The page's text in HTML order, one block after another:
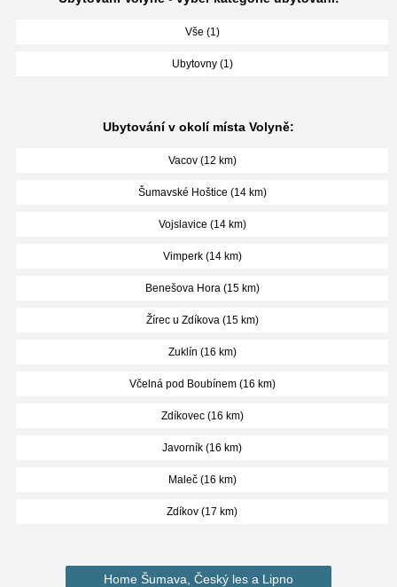
Vše (1)
Ubytovny (1)
Ubytování v okolí místa Volyně:
Vacov (12 km)
Šumavské Hoštice (14 km)
Vojslavice (14 km)
Vimperk (14 km)
Benešova Hora (15 km)
Žírec u Zdíkova (15 km)
Zuklín (16 km)
Včelná pod Boubínem (16 km)
Zdíkovec (16 km)
Javorník (16 km)
Maleč (16 km)
Zdíkov (17 km)
Home Šumava, Český les a Lipno